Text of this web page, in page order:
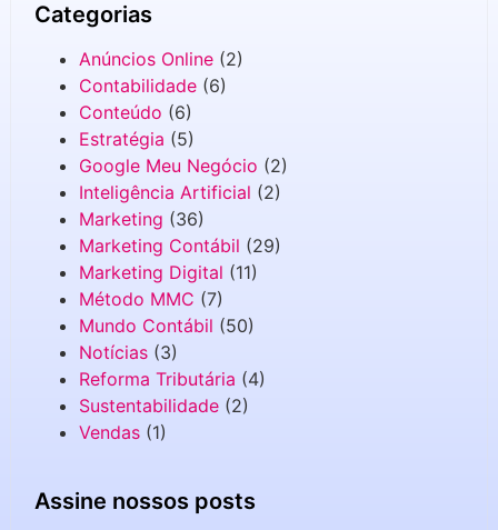
Categorias
Anúncios Online (2)
Contabilidade (6)
Conteúdo (6)
Estratégia (5)
Google Meu Negócio (2)
Inteligência Artificial (2)
Marketing (36)
Marketing Contábil (29)
Marketing Digital (11)
Método MMC (7)
Mundo Contábil (50)
Notícias (3)
Reforma Tributária (4)
Sustentabilidade (2)
Vendas (1)
Assine nossos posts